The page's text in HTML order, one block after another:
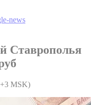
news
Ставрополья
MSK)